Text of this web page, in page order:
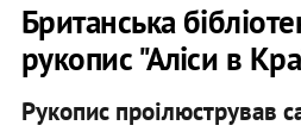
Британська
рукопис "Аліси в
Рукопис проілюстрував